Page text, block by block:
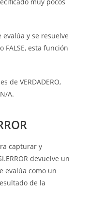
evalúa y se resuelve
FALSE, esta función
de VERDADERO,
A.
capturar y
devuelve un
evalúa como un
de la